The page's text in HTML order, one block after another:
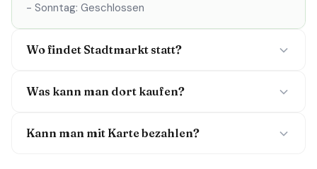
- Sonntag: Geschlossen
Wo findet Stadtmarkt statt?
Was kann man dort kaufen?
Kann man mit Karte bezahlen?